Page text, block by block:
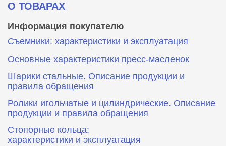
О ТОВАРАХ
Информация покупателю
Съемники: характеристики и эксплуатация
Основные характеристики пресс‑масленок
Шарики стальные. Описание продукции и
правила обращения
Ролики игольчатые и цилиндрические. Описание
продукции и правила обращения
Стопорные кольца:
характеристики и эксплуатация